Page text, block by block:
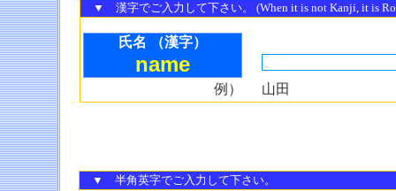
▼ 漢字でご入力して下さい。 (When it is not Kanji, it is
氏名 （漢字）
name
例） 山田
▼ 半角英字でご入力して下さい。